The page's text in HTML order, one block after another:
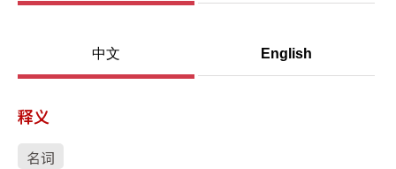
中文 English
释义
名词